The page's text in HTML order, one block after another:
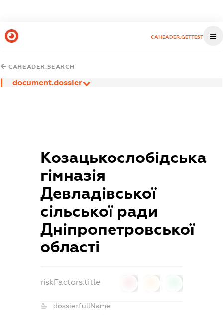
CAHEADER.GETTEST
CAHEADER.SEARCH
document.dossier
Козацькослобідська
гімназія
Девладівської
сільської ради
Дніпропетровської
області
riskFactors.title
dossier.fullName: